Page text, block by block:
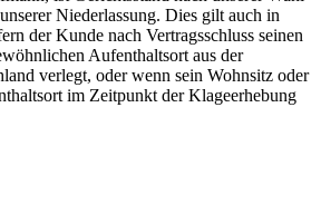
Niederlassung. Dies gilt auch in
der Kunde nach Vertragsschluss seinen
Aufenthaltsort aus der
verlegt, oder wenn sein Wohnsitz oder
im Zeitpunkt der Klageerhebung